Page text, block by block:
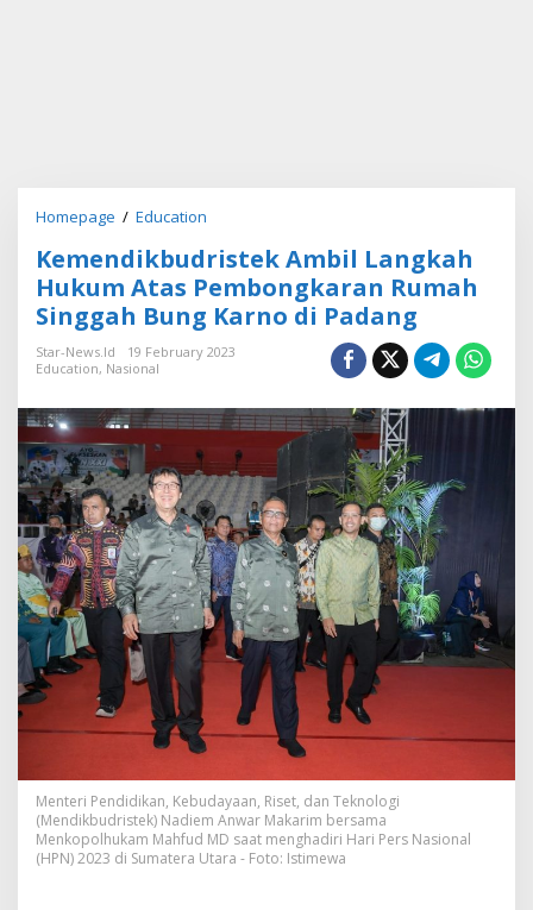
Homepage / Education
m
e
n
d
i
u
d
i
s
t
e
k
A
m
b
i
l
n
a
h
H
u
Kemendikbudristek Ambil Langkah
Hukum Atas Pembongkaran Rumah
Singgah Bung Karno di Padang
Star-News.id
19 February 2023
Education, Nasional
Menteri Pendidikan, Kebudayaan, Riset, dan Teknologi
(Mendikbudristek) Nadiem Anwar Makarim bersama
Menkopolhukam Mahfud MD saat menghadiri Hari Pers Nasional
(HPN) 2023 di Sumatera Utara - Foto: Istimewa